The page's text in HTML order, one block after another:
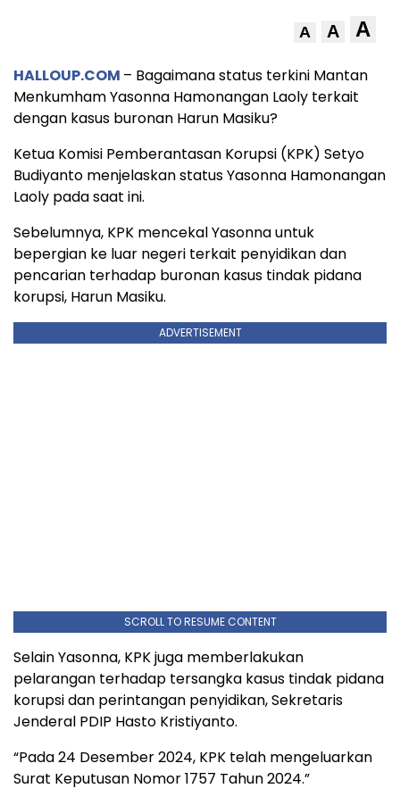
A A A
HALLOUP.COM – Bagaimana status terkini Mantan
Menkumham Yasonna Hamonangan Laoly terkait
dengan kasus buronan Harun Masiku?
Ketua Komisi Pemberantasan Korupsi (KPK) Setyo
Budiyanto menjelaskan status Yasonna Hamonangan
Laoly pada saat ini.
Sebelumnya, KPK mencekal Yasonna untuk
bepergian ke luar negeri terkait penyidikan dan
pencarian terhadap buronan kasus tindak pidana
korupsi, Harun Masiku.
ADVERTISEMENT
SCROLL TO RESUME CONTENT
Selain Yasonna, KPK juga memberlakukan
pelarangan terhadap tersangka kasus tindak pidana
korupsi dan perintangan penyidikan, Sekretaris
Jenderal PDIP Hasto Kristiyanto.
“Pada 24 Desember 2024, KPK telah mengeluarkan
Surat Keputusan Nomor 1757 Tahun 2024.”